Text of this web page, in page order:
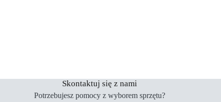
Skontaktuj się z nami
Potrzebujesz pomocy z wyborem sprzętu?